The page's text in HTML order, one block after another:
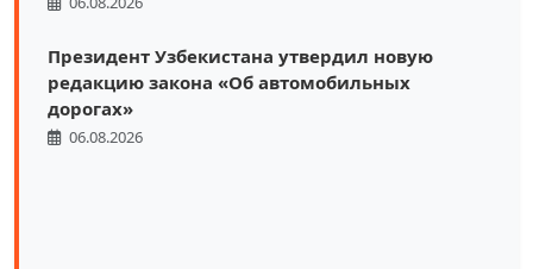
Президент Узбекистана утвердил новую
редакцию закона «Об автомобильных
дорогах»
06.08.2026